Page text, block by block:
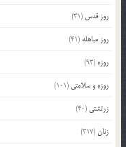
روز قدس (31)
روز مباهله (41)
روزه (93)
روزه و سلامتی (101)
زرتشتی (40)
زنان(317)